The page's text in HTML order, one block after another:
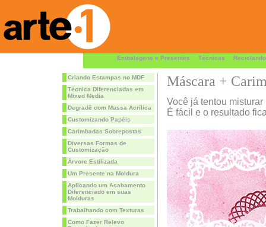
Embalagens e Presentes Técnicas Reciclando
Criando Estampas no MDF
Técnica Diferenciadas em
Mixed Media
Degradê com Massa Acrílica
Customizando Papéis
Carimbadas Sobrepostas
Diversas Formas de
Customização
Árvore Estilizada
Um Presente na Moldura
Aplicando um Acabamento
Diferenciado em suas
Molduras
Trabalhando com Texturas
Como Fazer Relevo
Máscara +
Você já tentou
É fácil e o resultado